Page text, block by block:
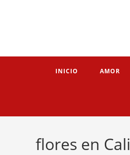
INICIO AMOR
flores en Cali